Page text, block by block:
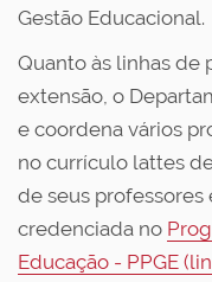
Gestão Educacional.
Quanto às linhas de
extensão, o
e coordena vários
no currículo lattes
de seus
credenciada no
Educação - PPGE